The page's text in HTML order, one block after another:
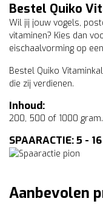
Bestel Quiko
Wil jij jouw vogels,
vitaminen? Kies dan
eischaalvorming op
Bestel Quiko
die zij verdienen.
Inhoud:
200, 500 of 1000 gram.
SPAARACTIE: 5 -
Aanbevolen